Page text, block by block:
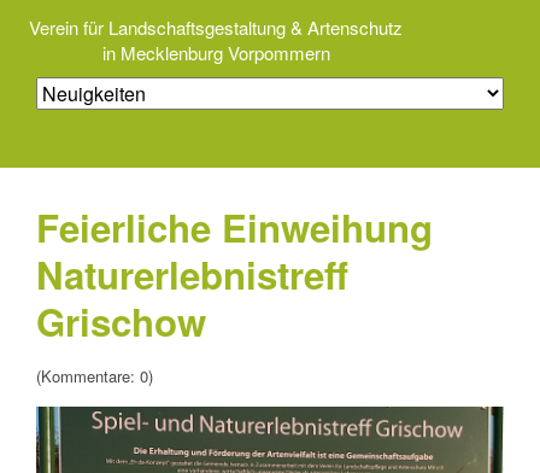
Verein für Landschaftsgestaltung & Artenschutz
in Mecklenburg Vorpommern
Feierliche Einweihung
Naturerlebnistreff
Grischow
(Kommentare: 0)